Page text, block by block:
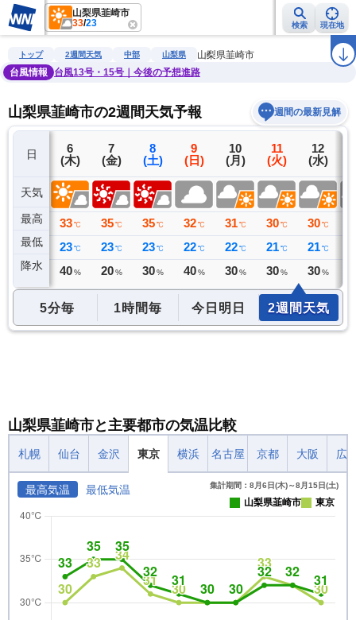
山梨県韮崎市
33/23 検索 現在地
雨雲レーダー 台風情報 地震情報 警報・注意報 ラ
トップ 2週間天気 中部 山梨県
山梨県韮崎市
台風情報
台風13号・15号｜今後の予想進路
山梨県韮崎市の2週間天気予報 週間の最新見解
日
天気
最高
最低
降水
5
(水)
34 ℃
20 ℃
0 ミリ
6
(木)
33 ℃
23 ℃
40 %
7
(金)
35 ℃
23 ℃
20 %
8
(土)
35 ℃
23 ℃
30 %
9
(日)
32 ℃
22 ℃
40 %
10
(月)
31 ℃
22 ℃
30 %
11
(火)
30 ℃
21 ℃
30 %
12
(水)
30 ℃
21 ℃
30 %
5分毎 1時間毎 今日明日 2週間天気
山梨県韮崎市と主要都市の気温比較
札幌 仙台 金沢 東京 横浜 名古屋 京都 大阪 広
最高気温 最低気温 集計期間：8月6日(木)～8月15日(土)
山梨県韮崎市 東京